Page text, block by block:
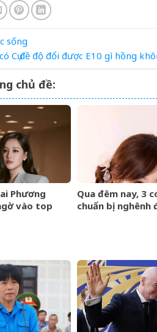
sống
có Cụ đề độ đổi được E10 gì hồng
chủ đề:
Phương
vào top
Qua đêm nay, 3
chuẩn bị nghênh